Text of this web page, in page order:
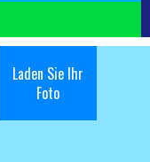
Laden Sie Ihr
Foto